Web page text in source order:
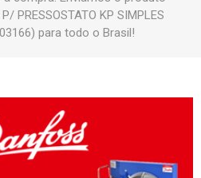
PRESSOSTATO KP SIMPLES
para todo o Brasil!